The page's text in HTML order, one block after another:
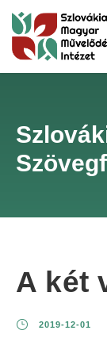
A két
2019-12-01